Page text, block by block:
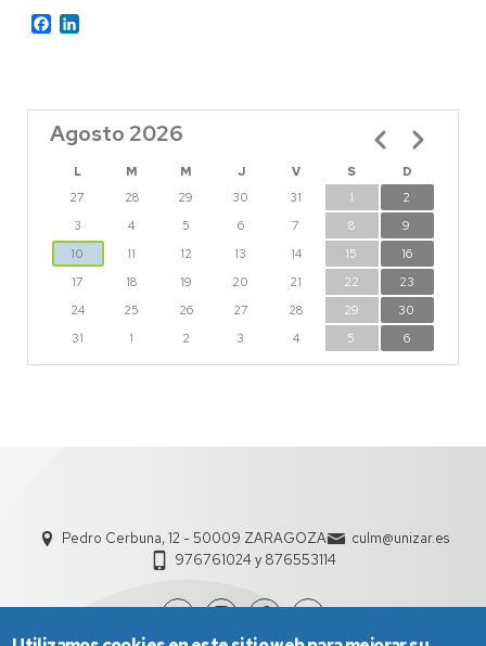
Facebook
Agosto 2026
L M M J V S
D
27
28 29 30 31 1
2
3
4 5 6 7 8
9
10
11 12 13 14 15
16
17
18 19 20 21 22
23
24
25 26 27 28 29
30
31
1 2 3 4 5 6
Paginación
Pedro Cerbuna, 12 - 50009 ZARAGOZA
culm@unizar.es
976761024 y 876553114